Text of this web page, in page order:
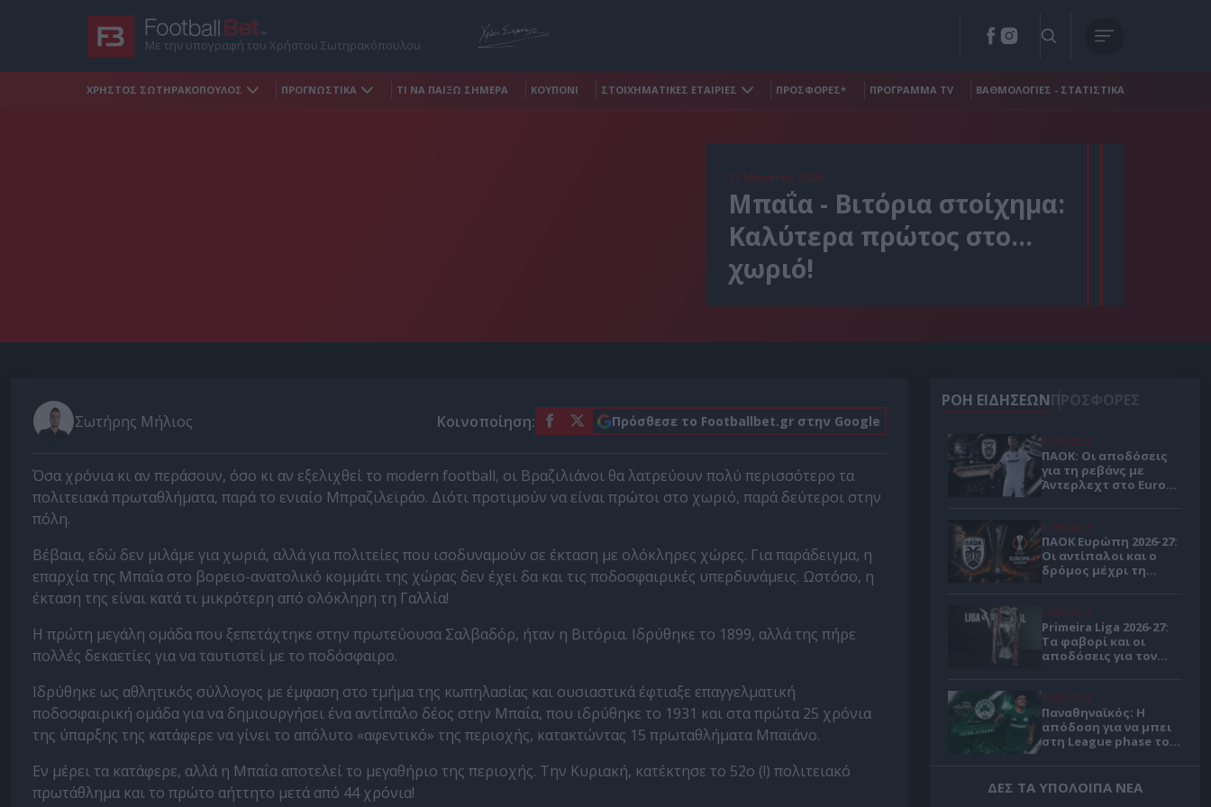
Με την υπογραφή του Χρήστου Σωτηρακόπουλου
ΧΡΗΣΤΟΣ ΣΩΤΗΡΑΚΟΠΟΥΛΟΣ ΠΡΟΓΝΩΣΤΙΚΑ ΤΙ ΝΑ ΠΑΙΞΩ ΣΗΜΕΡΑ ΚΟΥΠΟΝΙ ΣΤΟΙΧΗΜΑΤΙΚΕΣ ΕΤΑΙΡΙΕΣ ΠΡΟΣΦΟΡΕΣ* ΠΡΟΓΡΑΜΜΑ TV ΒΑΘΜΟΛΟΓΙΕΣ - ΣΤΑΤΙΣΤΙΚΑ
11 Μαρτίου 2026
Μπαΐα - Βιτόρια στοίχημα:
Καλύτερα πρώτος στο...
χωριό!
Σωτήρης Μήλιος Κοινοποίηση: Πρόσθεσε το Footballbet.gr στην Google
Όσα χρόνια κι αν περάσουν, όσο κι αν εξελιχθεί το modern football, οι Βραζιλιάνοι θα λατρεύουν πολύ περισσότερο τα
πολιτειακά πρωταθλήματα, παρά το ενιαίο Μπραζιλεϊράο. Διότι προτιμούν να είναι πρώτοι στο χωριό, παρά δεύτεροι στην
πόλη.
Βέβαια, εδώ δεν μιλάμε για χωριά, αλλά για πολιτείες που ισοδυναμούν σε έκταση με ολόκληρες χώρες. Για παράδειγμα, η
επαρχία της Μπαΐα στο βορειο-ανατολικό κομμάτι της χώρας δεν έχει δα και τις ποδοσφαιρικές υπερδυνάμεις. Ωστόσο, η
έκταση της είναι κατά τι μικρότερη από ολόκληρη τη Γαλλία!
Η πρώτη μεγάλη ομάδα που ξεπετάχτηκε στην πρωτεύουσα Σαλβαδόρ, ήταν η Βιτόρια. Ιδρύθηκε το 1899, αλλά της πήρε
πολλές δεκαετίες για να ταυτιστεί με το ποδόσφαιρο.
Ιδρύθηκε ως αθλητικός σύλλογος με έμφαση στο τμήμα της κωπηλασίας και ουσιαστικά έφτιαξε επαγγελματική
ποδοσφαιρική ομάδα για να δημιουργήσει ένα αντίπαλο δέος στην Μπαΐα, που ιδρύθηκε το 1931 και στα πρώτα 25 χρόνια
της ύπαρξης της κατάφερε να γίνει το απόλυτο «αφεντικό» της περιοχής, κατακτώντας 15 πρωταθλήματα Μπαϊάνο.
Εν μέρει τα κατάφερε, αλλά η Μπαΐα αποτελεί το μεγαθήριο της περιοχής. Την Κυριακή, κατέκτησε το 52ο (!) πολιτειακό
πρωτάθλημα και το πρώτο αήττητο μετά από 44 χρόνια!
ΡΟΗ ΕΙΔΗΣΕΩΝΠΡΟΣΦΟΡΕΣ
ΠΑΟΚ: Οι αποδόσεις
για τη ρεβάνς με
Άντερλεχτ στο Europa
07/08/2026
ΠΑΟΚ Ευρώπη 2026-27:
Οι αντίπαλοι και ο
δρόμος μέχρι τη
07/08/2026
Primeira Liga 2026-27:
Τα φαβορί και οι
αποδόσεις για τον
06/08/2026
Παναθηναϊκός: Η
απόδοση για να μπει
στη League phase του
06/08/2026
Παναθηναϊκός
06/08/2026
ΔΕΣ ΤΑ ΥΠΟΛΟΙΠΑ ΝΕΑ